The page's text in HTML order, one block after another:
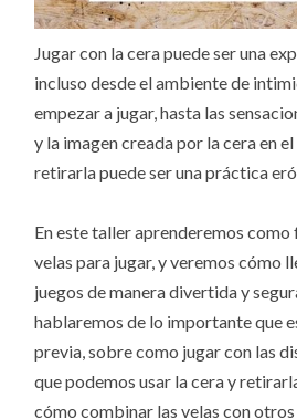
Jugar con la cera puede ser una
incluso desde el ambiente de
empezar a jugar, hasta las
y la imagen creada por la cera en
retirarla puede ser una práctica
En este taller aprenderemos
velas para jugar, y veremos cómo
juegos de manera divertida y
hablaremos de lo importante que
previa, sobre como jugar con las
que podemos usar la cera y
cómo combinar las velas con